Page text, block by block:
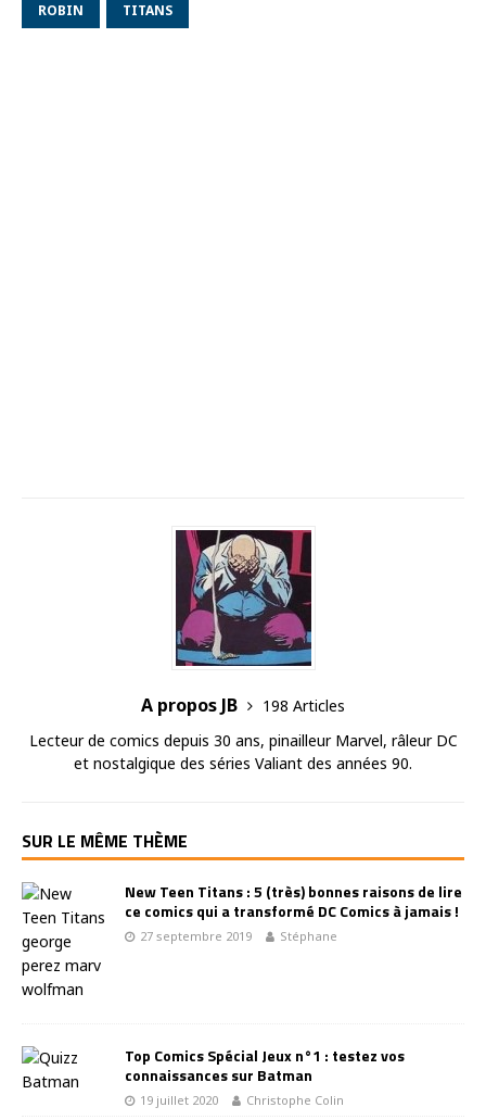
ROBIN TITANS
A propos JB
198 Articles
Lecteur de comics depuis 30 ans, pinailleur Marvel, râleur DC
et nostalgique des séries Valiant des années 90.
SUR LE MÊME THÈME
New Teen Titans : 5 (très) bonnes raisons de lire
ce comics qui a transformé DC Comics à jamais !
27 septembre 2019 Stéphane
Top Comics Spécial Jeux n°1 : testez vos
connaissances sur Batman
19 juillet 2020 Christophe Colin